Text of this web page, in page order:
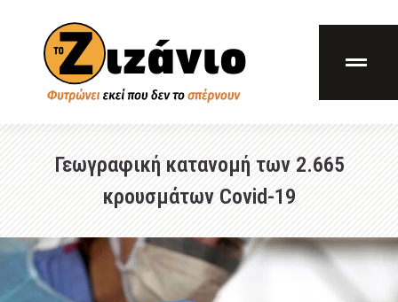
Γεωγραφική κατανομή των 2.665
κρουσμάτων Covid-19